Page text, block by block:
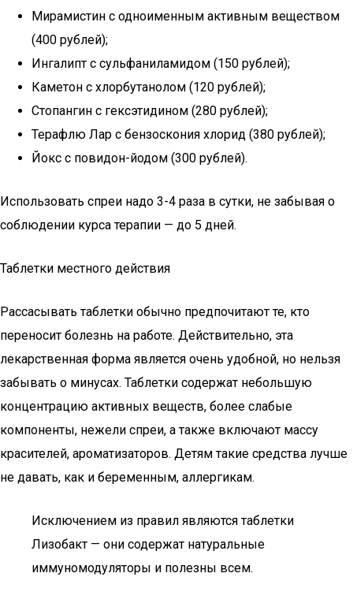
Мирамистин с одноименным активным веществом
(400 рублей);
Ингалипт с сульфаниламидом (150 рублей);
Каметон с хлорбутанолом (120 рублей);
Стопангин с гексэтидином (280 рублей);
Терафлю Лар с бензоскония хлорид (380 рублей);
Йокс с повидон-йодом (300 рублей).
Использовать спреи надо 3-4 раза в сутки, не забывая о
соблюдении курса терапии — до 5 дней.
Таблетки местного действия
Рассасывать таблетки обычно предпочитают те, кто
переносит болезнь на работе. Действительно, эта
лекарственная форма является очень удобной, но нельзя
забывать о минусах. Таблетки содержат небольшую
концентрацию активных веществ, более слабые
компоненты, нежели спреи, а также включают массу
красителей, ароматизаторов. Детям такие средства лучше
не давать, как и беременным, аллергикам.
Исключением из правил являются таблетки
Лизобакт — они содержат натуральные
иммуномодуляторы и полезны всем.